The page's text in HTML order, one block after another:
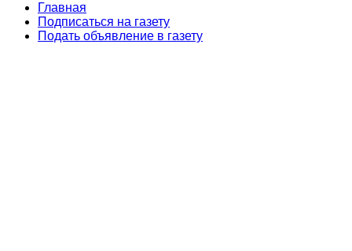
Главная
Подписаться на газету
Подать объявление в газету